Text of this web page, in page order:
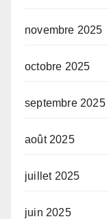
novembre 2025
octobre 2025
septembre 2025
août 2025
juillet 2025
juin 2025